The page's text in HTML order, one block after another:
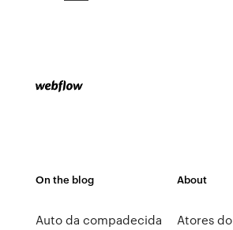
On the blog
Auto da compadecida
About
Atores